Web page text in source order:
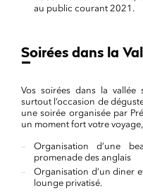
au public courant 2021.
Soirées dans la
Vos soirées dans la vallée
surtout l’occasion de
une soirée organisée par
un moment fort votre
Organisation d’une
promenade des anglais
Organisation d’un diner
lounge privatisé.